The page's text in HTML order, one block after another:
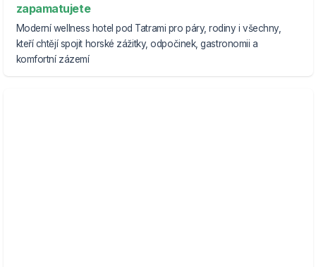
zapamatujete
Moderní wellness hotel pod Tatrami pro páry, rodiny i všechny,
kteří chtějí spojit horské zážitky, odpočinek, gastronomii a
komfortní zázemí